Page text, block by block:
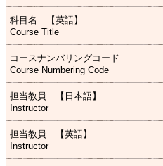
科目名 【英語】
Course Title
コースナンバリングコード
Course Numbering Code
担当教員 【日本語】
Instructor
担当教員 【英語】
Instructor